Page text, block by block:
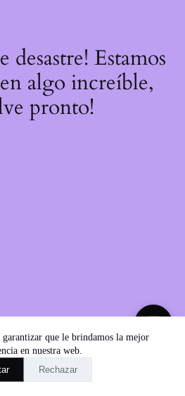
que le brindamos la mejor
en nuestra web.
Rechazar
desastre! Estamos
algo increíble,
pronto!